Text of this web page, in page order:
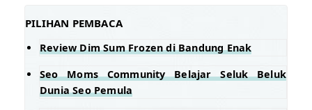
PILIHAN PEMBACA
Review Dim Sum Frozen di Bandung Enak
Seo Moms Community Belajar Seluk Beluk
Dunia Seo Pemula